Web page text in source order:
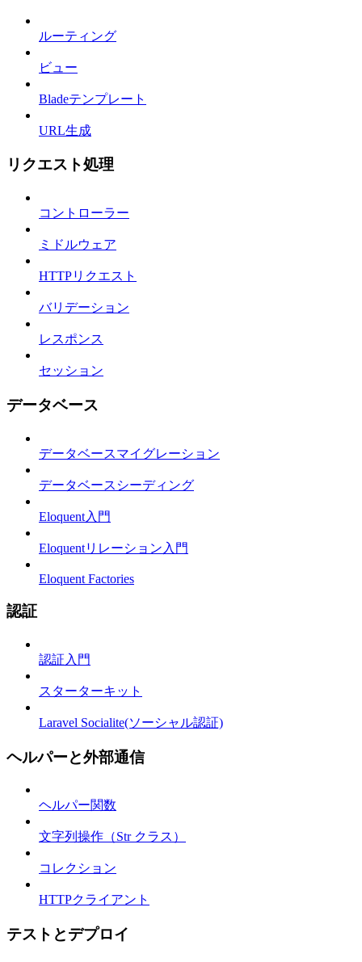
ルーティング
ビュー
Bladeテンプレート
URL生成
リクエスト処理
コントローラー
ミドルウェア
HTTPリクエスト
バリデーション
レスポンス
セッション
データベース
データベースマイグレーション
データベースシーディング
Eloquent入門
Eloquentリレーション入門
Eloquent Factories
認証
認証入門
スターターキット
Laravel Socialite(ソーシャル認証)
ヘルパーと外部通信
ヘルパー関数
文字列操作（Str クラス）
コレクション
HTTPクライアント
テストとデプロイ